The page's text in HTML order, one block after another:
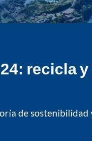
recicla
de sostenibilidad